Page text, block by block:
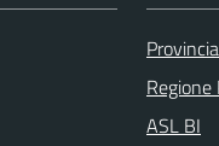
ASL BI